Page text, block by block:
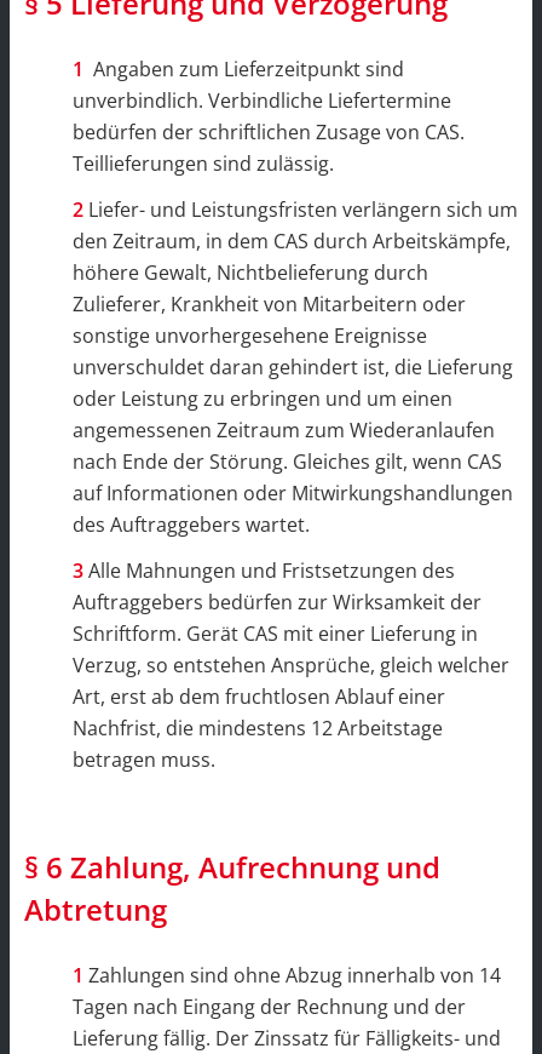
Angaben zum Lieferzeitpunkt sind
unverbindlich. Verbindliche Liefertermine
bedürfen der schriftlichen Zusage von CAS.
Teillieferungen sind zulässig.
Liefer- und Leistungsfristen verlängern sich um
den Zeitraum, in dem CAS durch Arbeitskämpfe,
höhere Gewalt, Nichtbelieferung durch
Zulieferer, Krankheit von Mitarbeitern oder
sonstige unvorhergesehene Ereignisse
unverschuldet daran gehindert ist, die Lieferung
oder Leistung zu erbringen und um einen
angemessenen Zeitraum zum Wiederanlaufen
nach Ende der Störung. Gleiches gilt, wenn CAS
auf Informationen oder Mitwirkungshandlungen
des Auftraggebers wartet.
Alle Mahnungen und Fristsetzungen des
Auftraggebers bedürfen zur Wirksamkeit der
Schriftform. Gerät CAS mit einer Lieferung in
Verzug, so entstehen Ansprüche, gleich welcher
Art, erst ab dem fruchtlosen Ablauf einer
Nachfrist, die mindestens 12 Arbeitstage
betragen muss.
§ 6 Zahlung, Aufrechnung und
Abtretung
Zahlungen sind ohne Abzug innerhalb von 14
Tagen nach Eingang der Rechnung und der
Lieferung fällig. Der Zinssatz für Fälligkeits- und